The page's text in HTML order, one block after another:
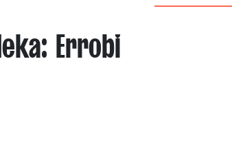
Errobi